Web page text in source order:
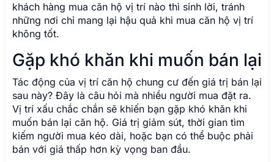
khách hàng mua căn hộ vị trí nào thì sinh lời, tránh
những nơi chỉ mang lại hậu quả khi mua căn hộ vị trí
không tốt.
Gặp khó khăn khi muốn bán lại
Tác động của vị trí căn hộ chung cư đến giá trị bán lại
sau này? Đây là câu hỏi mà nhiều người mua đặt ra.
Vị trí xấu chắc chắn sẽ khiến bạn gặp khó khăn khi
muốn bán lại căn hộ. Giá trị giảm sút, thời gian tìm
kiếm người mua kéo dài, hoặc bạn có thể buộc phải
bán với giá thấp hơn kỳ vọng ban đầu.